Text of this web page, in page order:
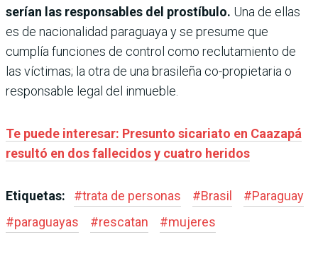
serían las responsables del prostíbulo. Una de ellas
es de nacionalidad paraguaya y se presume que
cumplía funciones de control como reclutamiento de
las víctimas; la otra de una brasileña co-propietaria o
responsable legal del inmueble.
Te puede interesar: Presunto sicariato en Caazapá
resultó en dos fallecidos y cuatro heridos
Etiquetas: #trata de personas #Brasil #Paraguay
#paraguayas #rescatan #mujeres